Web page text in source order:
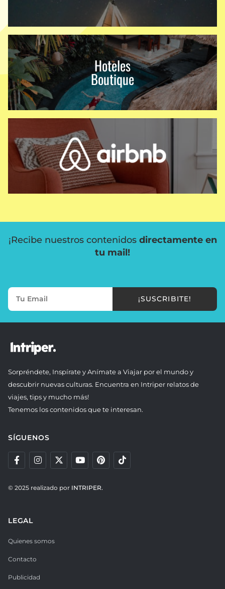
Hoteles
Boutique
¡Recibe nuestros contenidos directamente en
tu mail!
¡SUSCRIBITE!
Sorpréndete, Inspírate y Anímate a Viajar por el mundo y
descubrir nuevas culturas. Encuentra en Intriper relatos de
viajes, tips y mucho más!
Tenemos los contenidos que te interesan.
SÍGUENOS
© 2025 realizado por INTRIPER.
LEGAL
Quienes somos
Contacto
Publicidad